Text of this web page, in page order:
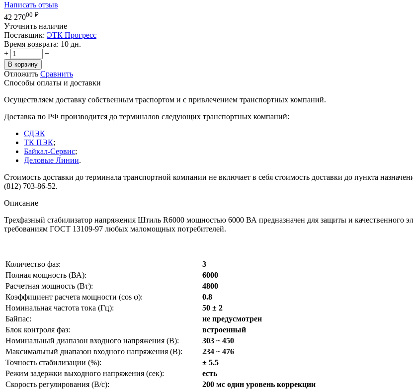
Написать отзыв
42 27000 ₽
Уточнить наличие
Поставщик: ЭТК Прогресс
Время возврата: 10 дн.
+
−
В корзину
Отложить Сравнить
Способы оплаты и доставки
Осуществляем доставку собственным траспортом и с привлечением транспортных компаний.
Доставка по РФ производится до терминалов следующих транспортных компаний:
СДЭК
ТК ПЭК;
Байкал-Сервис;
Деловые Линии.
Стоимость доставки до терминала транспортной компании не включает в себя стоимость доставки до пункта
(812) 703-86-52.
Описание
Трехфазный стабилизатор напряжения Штиль R6000 мощностью 6000 ВА предназначен для защиты и качественного
требованиям ГОСТ 13109-97 любых маломощных потребителей.
Количество фаз:
3
Полная мощность (ВА):
6000
Расчетная мощность (Вт):
4800
Коэффициент расчета мощности (cos φ):
0.8
Номинальная частота тока (Гц):
50 ± 2
Байпас:
не предусмотрен
Блок контроля фаз:
встроенный
Номинальный диапазон входного напряжения (В):
303 ~ 450
Максимальный диапазон входного напряжения (В):
234 ~ 476
Точность стабилизации (%):
± 5.5
Режим задержки выходного напряжения (сек):
есть
Скорость регулирования (В/с):
200 мс один уровень коррекции